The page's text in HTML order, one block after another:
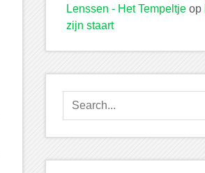
Lenssen - Het Tempeltje op
zijn staart